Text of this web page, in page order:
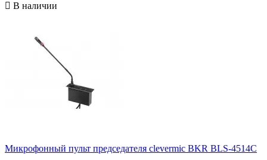
 В наличии
Микрофонный пульт председателя clevermic BKR BLS-4514C